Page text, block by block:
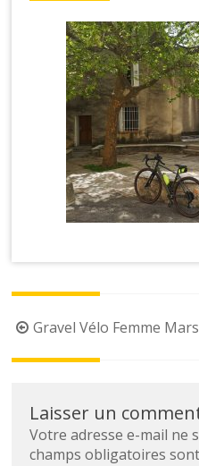
Gravel Vélo Femme
Laisser un
Votre adresse e-mail ne
champs obligatoires